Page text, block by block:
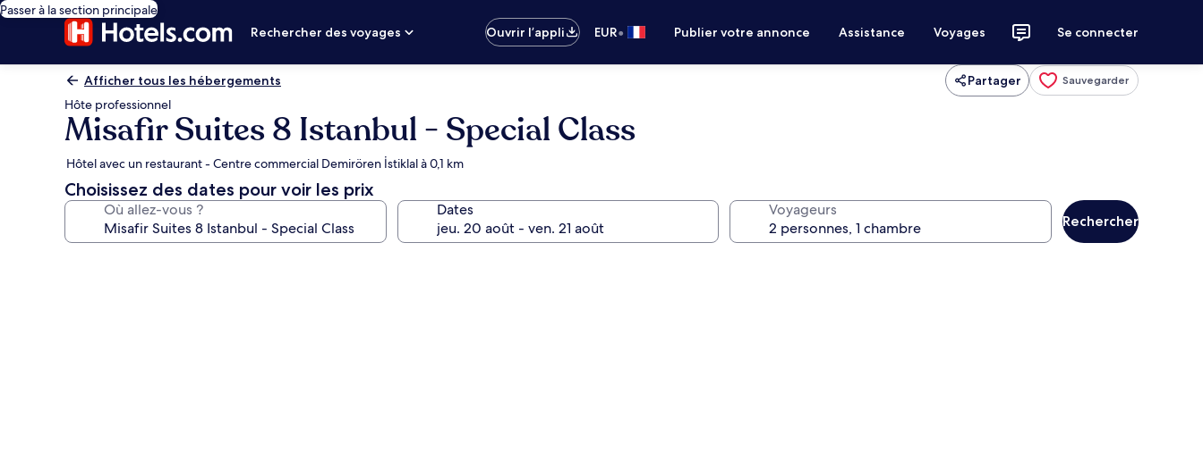
Passer à la section principale
Rechercher des voyages
Ouvrir l’appli EUR• Publier votre annonce Assistance Voyages Se connecter
Afficher tous les hébergements Partager Sauvegarder
Hôte professionnel
Misafir Suites 8 Istanbul - Special Class
Hôtel avec un restaurant - Centre commercial Demirören İstiklal à 0,1 km
Choisissez des dates pour voir les prix
Où allez-vous ? Dates Voyageurs
Rechercher